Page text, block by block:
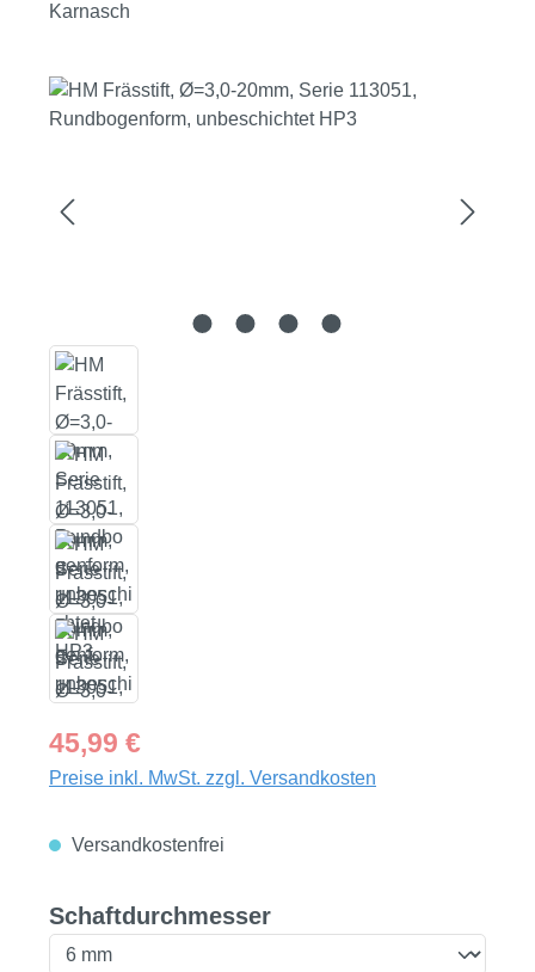
Karnasch
Bildergalerie überspringen
Regulärer Preis:
45,99 €
Preise inkl. MwSt. zzgl. Versandkosten
Versandkostenfrei
Schaftdurchmesserauswählen